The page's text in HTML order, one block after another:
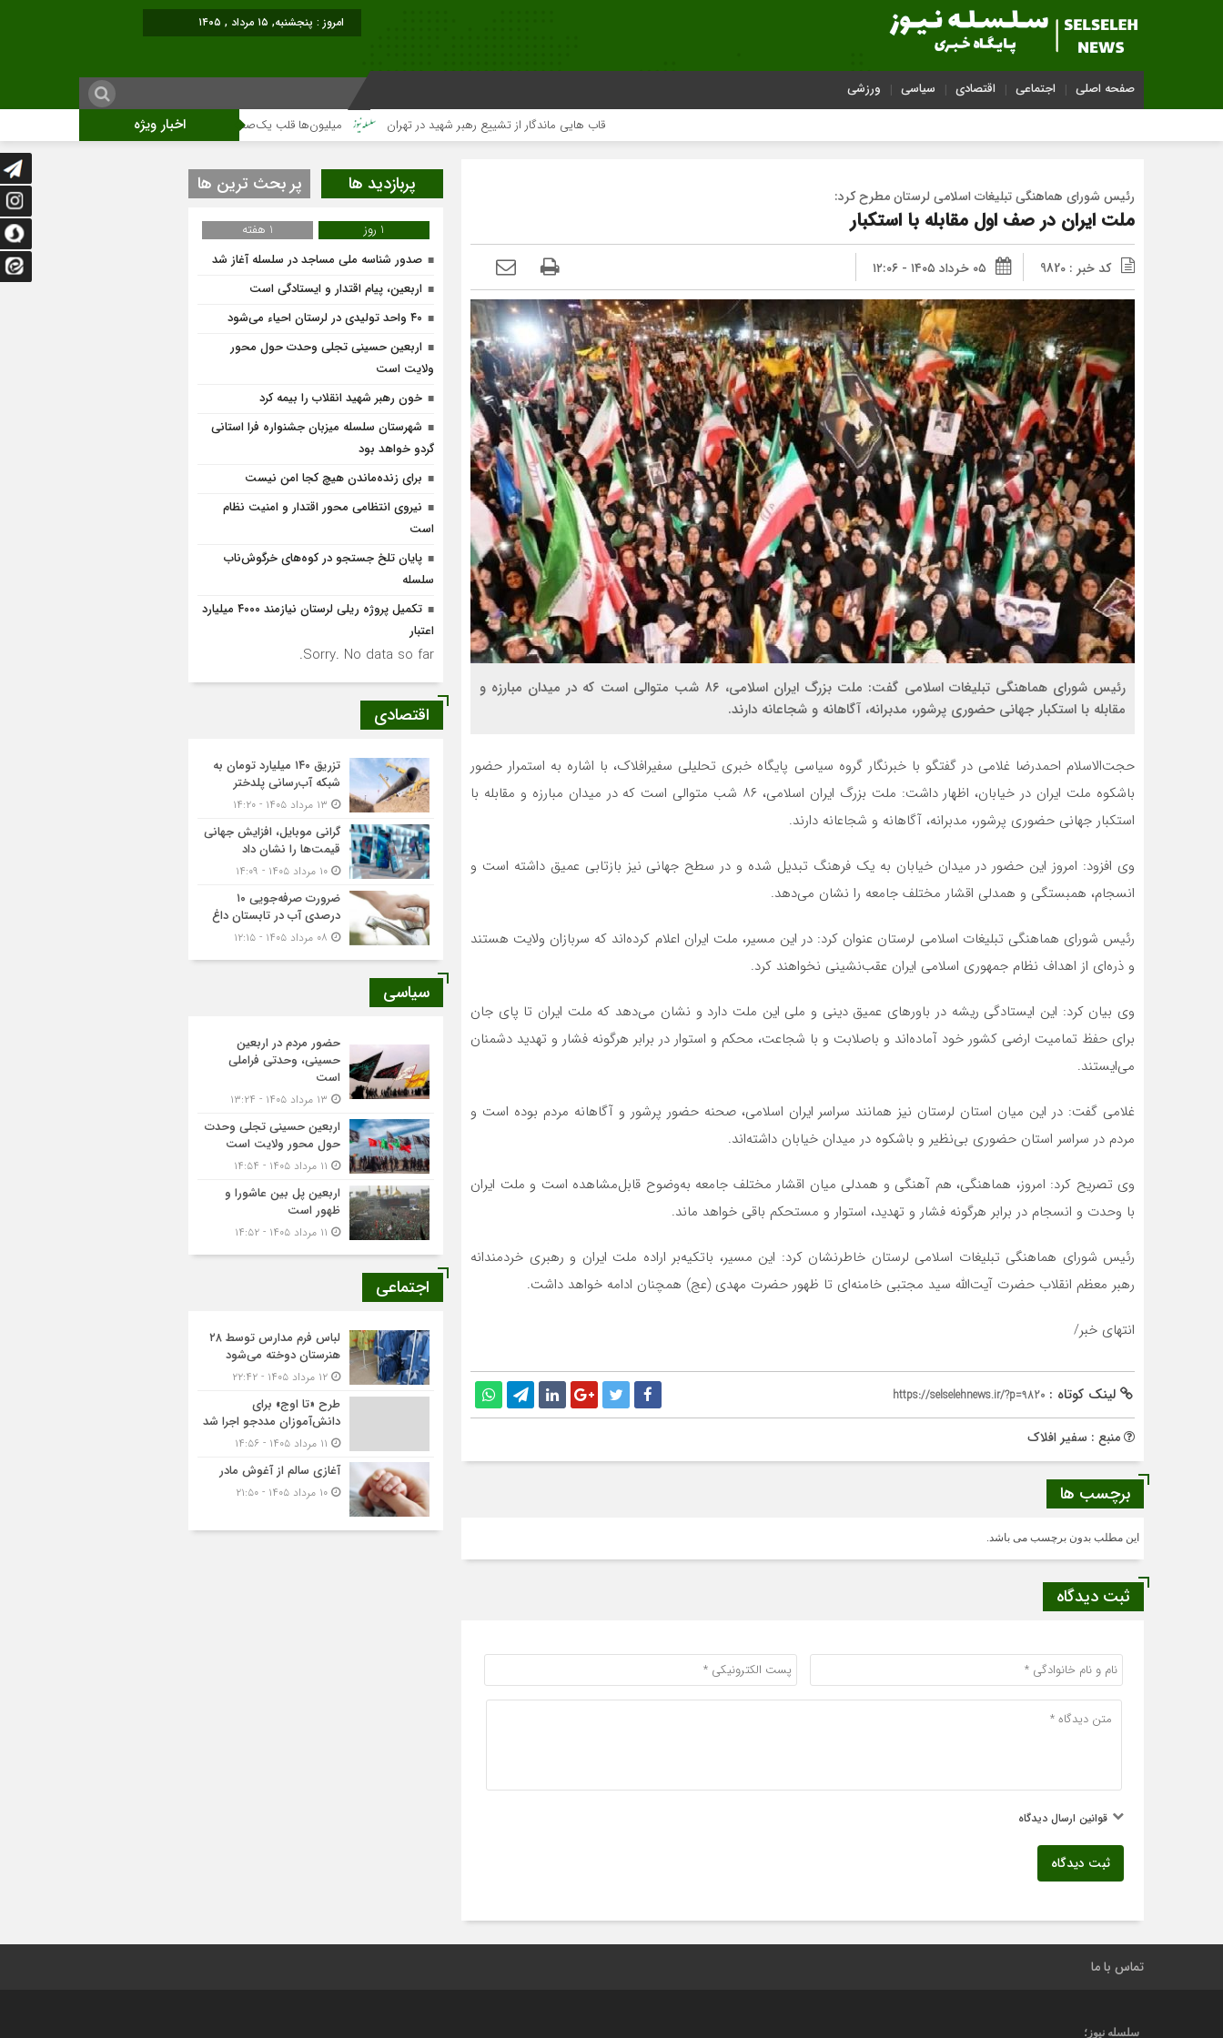
امروز : پنجشنبه, ۱۵ مرداد , ۱۴۰۵
صفحه اصلی اجتماعی اقتصادی سیاسی ورزشی
اخبار ویژه قاب هایی ماندگار از تشییع رهبر شهید در تهران میلیون‌ها قلب یک‌صدا برای امام شهید می‌تپد نمایشگاه آثار هنری ویژه
رئیس شورای هماهنگی تبلیغات اسلامی لرستان مطرح کرد:
ملت ایران در صف اول مقابله با استکبار
کد خبر : 9820 ۰۵ خرداد ۱۴۰۵ - ۱۲:۰۶
رئیس شورای هماهنگی تبلیغات اسلامی گفت: ملت بزرگ ایران اسلامی، ۸۶ شب متوالی است که در میدان مبارزه و
مقابله با استکبار جهانی حضوری پرشور، مدبرانه، آگاهانه و شجاعانه دارند.
حجت‌الاسلام احمدرضا غلامی در گفتگو با خبرنگار گروه سیاسی پایگاه خبری تحلیلی سفیرافلاک، با اشاره به استمرار حضور
باشکوه ملت ایران در خیابان، اظهار داشت: ملت بزرگ ایران اسلامی، ۸۶ شب متوالی است که در میدان مبارزه و مقابله با
استکبار جهانی حضوری پرشور، مدبرانه، آگاهانه و شجاعانه دارند.
وی افزود: امروز این حضور در میدان خیابان به یک فرهنگ تبدیل شده و در سطح جهانی نیز بازتابی عمیق داشته است و
انسجام، همبستگی و همدلی اقشار مختلف جامعه را نشان می‌دهد.
رئیس شورای هماهنگی تبلیغات اسلامی لرستان عنوان کرد: در این مسیر، ملت ایران اعلام کرده‌اند که سربازان ولایت هستند
و ذره‌ای از اهداف نظام جمهوری اسلامی ایران عقب‌نشینی نخواهند کرد.
وی بیان کرد: این ایستادگی ریشه در باورهای عمیق دینی و ملی این ملت دارد و نشان می‌دهد که ملت ایران تا پای جان
برای حفظ تمامیت ارضی کشور خود آماده‌اند و باصلابت و با شجاعت، محکم و استوار در برابر هرگونه فشار و تهدید دشمنان
می‌ایستند.
غلامی گفت: در این میان استان لرستان نیز همانند سراسر ایران اسلامی، صحنه‌ حضور پرشور و آگاهانه‌ مردم بوده است و
مردم در سراسر استان حضوری بی‌نظیر و باشکوه در میدان خیابان داشته‌اند.
وی تصریح کرد: امروز، هماهنگی، هم آهنگی و همدلی میان اقشار مختلف جامعه به‌وضوح قابل‌مشاهده است و ملت ایران
با وحدت و انسجام در برابر هرگونه فشار و تهدید، استوار و مستحکم باقی خواهد ماند.
رئیس شورای هماهنگی تبلیغات اسلامی لرستان خاطرنشان کرد: این مسیر، باتکیه‌بر اراده‌ ملت ایران و رهبری خردمندانه
رهبر معظم انقلاب حضرت آیت‌الله سید مجتبی خامنه‌ای تا ظهور حضرت مهدی (عج) همچنان ادامه خواهد داشت.
انتهای خبر/
لینک کوتاه : https://selselehnews.ir/?p=9820
منبع : سفیر افلاک
برچسب ها
این مطلب بدون برچسب می باشد.
ثبت دیدگاه
قوانین ارسال دیدگاه
ثبت دیدگاه
پربازدید ها پر بحث ترین ها
1 روز
1 هفته
صدور شناسه ملی مساجد در سلسله آغاز شد
اربعین، پیام اقتدار و ایستادگی است
۴۰ واحد تولیدی در لرستان احیاء می‌شود
اربعین حسینی تجلی وحدت حول محور
ولایت است
خون رهبر شهید انقلاب را بیمه کرد
شهرستان سلسله میزبان جشنواره فرا استانی
گردو خواهد بود
برای زنده‌ماندن هیچ کجا امن نیست
نیروی انتظامی محور اقتدار و امنیت نظام
است
پایان تلخ جستجو در کوه‌های خرگوش‌ناب
سلسله
تکمیل پروژه ریلی لرستان نیازمند ۴۰۰۰ میلیارد
اعتبار
Sorry. No data so far.
اقتصادی
تزریق ۱۴۰ میلیارد تومان به
شبکه آب‌رسانی پلدختر
گرانی موبایل، افزایش جهانی
قیمت‌ها را نشان داد
ضرورت صرفه‌جویی ۱۰
درصدی آب در تابستان داغ
سیاسی
حضور مردم در اربعین
حسینی، وحدتی فراملی
است
اربعین حسینی تجلی وحدت
حول محور ولایت است
اربعین پل بین عاشورا و
ظهور است
اجتماعی
لباس فرم مدارس توسط ۲۸
هنرستان‌ دوخته می‌شود
طرح «تا اوج» برای
دانش‌آموزان مددجو اجرا شد
آغازی سالم از آغوش مادر
تماس با ما
سلسله نیوز؛